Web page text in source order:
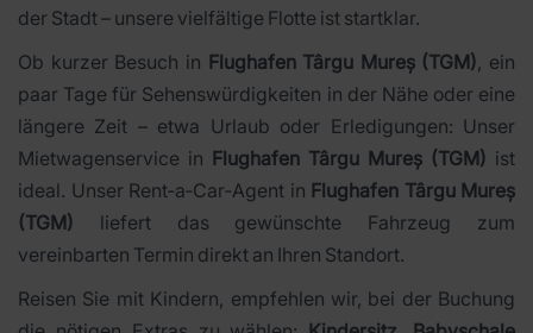
der Stadt – unsere vielfältige Flotte ist startklar.
Ob kurzer Besuch in Flughafen Târgu Mureș (TGM), ein
paar Tage für Sehenswürdigkeiten in der Nähe oder eine
längere Zeit – etwa Urlaub oder Erledigungen: Unser
Mietwagenservice in Flughafen Târgu Mureș (TGM) ist
ideal. Unser Rent‑a‑Car‑Agent in Flughafen Târgu Mureș
(TGM) liefert das gewünschte Fahrzeug zum
vereinbarten Termin direkt an Ihren Standort.
Reisen Sie mit Kindern, empfehlen wir, bei der Buchung